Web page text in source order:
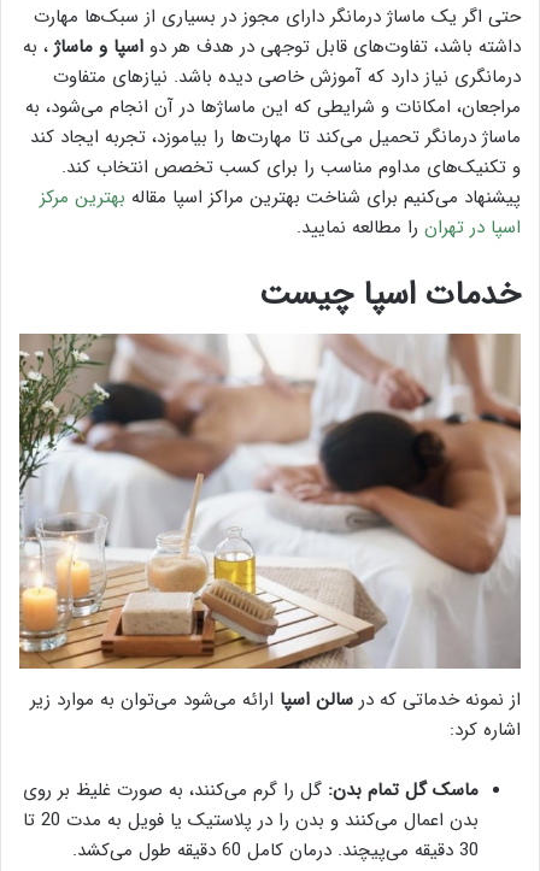
حتی اگر یک ماساژ درمانگر دارای مجوز در بسیاری از سبک‌ها مهارت
داشته باشد، تفاوت‌های قابل توجهی در هدف هر دو اسپا و ماساژ ، به
درمانگری نیاز دارد که آموزش خاصی دیده باشد. نیازهای متفاوت
مراجعان، امکانات و شرایطی که این ماساژها در آن انجام می‌شود، به
ماساژ درمانگر تحمیل می‌کند تا مهارت‌ها را بیاموزد، تجربه‌ ایجاد کند
و تکنیک‌های مداوم مناسب را برای کسب تخصص انتخاب کند.
پیشنهاد می‌کنیم برای شناخت بهترین مراکز اسپا مقاله بهترین مرکز
اسپا در تهران را مطالعه نمایید.
خدمات اسپا چیست
از نمونه خدماتی که در سالن اسپا ارائه می‌شود می‌توان به موارد زیر
اشاره کرد:
ماسک گل تمام بدن: گل را گرم می‌کنند، به صورت غلیظ بر روی
بدن اعمال می‌کنند و بدن را در پلاستیک یا فویل به مدت 20 تا
30 دقیقه می‌پیچند. درمان کامل 60 دقیقه طول می‌کشد.